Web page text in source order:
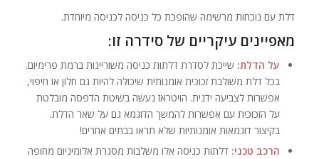
דלת עם נוכחות מרשימה שהופכת כל כניסה לכניסה מיוחדת.
מאפיינים עיקריים של סידרה זו:
על הדלת: שייכת לסדרת דלתות כניסה משוריינות ברמת פרימיום.
בכל דלת משולבת זכוכית אומנותית שיכולה להיות גם חלון או חיפוי,
אפשרות לצביעה ידנית. הויטראז נעשה בשיטת הדפסה מובלטת
על הזכוכית עם אפשרות להמשך הדוגמא גם על שאר הדלת.
בקיצור דוגמאות אומנותיות שלא תראו בבתים אחרים!
הרכב טכני: דלתות כניסה אלו משלבות מסגרת אלומיניום מחופה